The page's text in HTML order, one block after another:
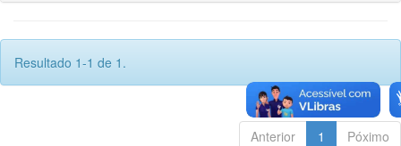
Resultado 1-1 de 1.
Anterior 1 Póximo